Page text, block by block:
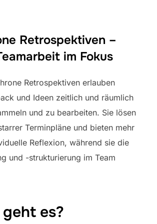
Retrospektiven –
im Fokus
Retrospektiven erlauben
und Ideen zeitlich und räumlich
und zu bearbeiten. Sie lösen
Terminpläne und bieten mehr
Reflexion, während sie die
und -strukturierung im Team
es?